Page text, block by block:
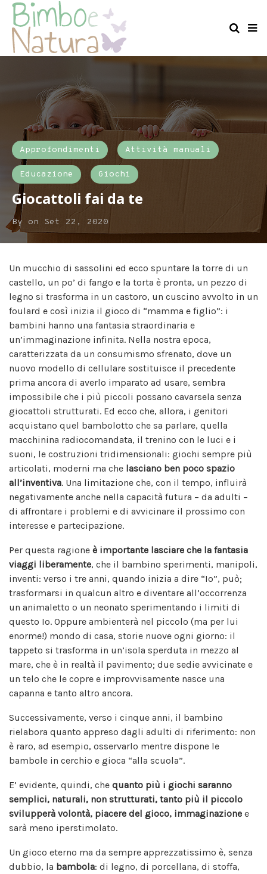
Approfondimenti Attività manuali
Educazione Giochi
Giocattoli fai da te
By on Set 22, 2020
Un mucchio di sassolini ed ecco spuntare la torre di un
castello, un po’ di fango e la torta è pronta, un pezzo di
legno si trasforma in un castoro, un cuscino avvolto in un
foulard e così inizia il gioco di “mamma e figlio”: i
bambini hanno una fantasia straordinaria e
un’immaginazione infinita. Nella nostra epoca,
caratterizzata da un consumismo sfrenato, dove un
nuovo modello di cellulare sostituisce il precedente
prima ancora di averlo imparato ad usare, sembra
impossibile che i più piccoli possano cavarsela senza
giocattoli strutturati. Ed ecco che, allora, i genitori
acquistano quel bambolotto che sa parlare, quella
macchinina radiocomandata, il trenino con le luci e i
suoni, le costruzioni tridimensionali: giochi sempre più
articolati, moderni ma che lasciano ben poco spazio
all’inventiva. Una limitazione che, con il tempo, influirà
negativamente anche nella capacità futura – da adulti –
di affrontare i problemi e di avvicinare il prossimo con
interesse e partecipazione.
Per questa ragione è importante lasciare che la fantasia
viaggi liberamente, che il bambino sperimenti, manipoli,
inventi: verso i tre anni, quando inizia a dire “Io”, può;
trasformarsi in qualcun altro e diventare all’occorrenza
un animaletto o un neonato sperimentando i limiti di
questo Io. Oppure ambienterà nel piccolo (ma per lui
enorme!) mondo di casa, storie nuove ogni giorno: il
tappeto si trasforma in un’isola sperduta in mezzo al
mare, che è in realtà il pavimento; due sedie avvicinate e
un telo che le copre e improvvisamente nasce una
capanna e tanto altro ancora.
Successivamente, verso i cinque anni, il bambino
rielabora quanto appreso dagli adulti di riferimento: non
è raro, ad esempio, osservarlo mentre dispone le
bambole in cerchio e gioca “alla scuola”.
E’ evidente, quindi, che quanto più i giochi saranno
semplici, naturali, non strutturati, tanto più il piccolo
svilupperà volontà, piacere del gioco, immaginazione e
sarà meno iperstimolato.
Un gioco eterno ma da sempre apprezzatissimo è, senza
dubbio, la bambola: di legno, di porcellana, di stoffa,